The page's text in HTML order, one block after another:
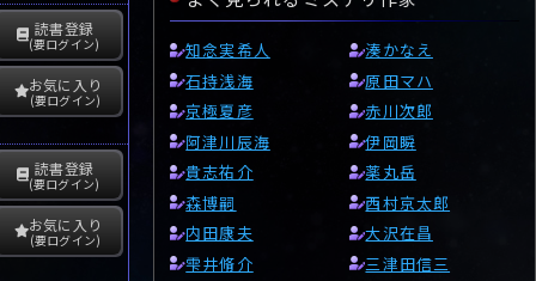
読書登録
(要ログイン)
お気に入り
(要ログイン)
読書登録
(要ログイン)
お気に入り
(要ログイン)
知念実希人
湊かなえ
石持浅海
原田マハ
京極夏彦
赤川次郎
阿津川辰海
伊岡瞬
貴志祐介
薬丸岳
森博嗣
西村京太郎
内田康夫
大沢在昌
雫井脩介
三津田信三